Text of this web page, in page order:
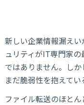
新しい企業情報漏え
ュリティがIT専門家
ではありません。し
まだ脆弱性を抱えてい
ファイル転送のほと